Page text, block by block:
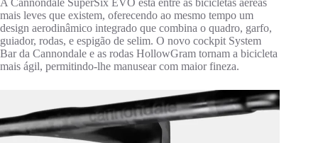
A Cannondale SuperSix EVO está entre as bicicletas aéreas
mais leves que existem, oferecendo ao mesmo tempo um
design aerodinâmico integrado que combina o quadro, garfo,
guiador, rodas, e espigão de selim. O novo cockpit System
Bar da Cannondale e as rodas HollowGram tornam a bicicleta
mais ágil, permitindo-lhe manusear com maior fineza.